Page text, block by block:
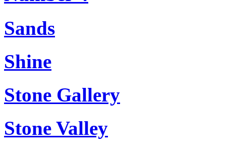
Sands
Shine
Stone Gallery
Stone Valley